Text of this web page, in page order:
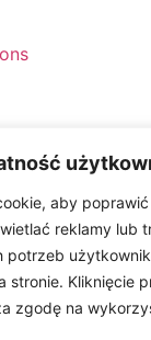
aby
reklamy lub
potrzeb
stronie. Kliknięcie
zgodę na
Wszelkie